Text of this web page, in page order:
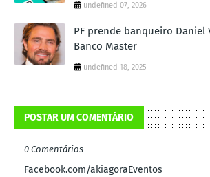
undefined 07, 2026
PF prende banqueiro Daniel
Banco Master
undefined 18, 2025
POSTAR UM COMENTÁRIO
0 Comentários
Facebook.com/akiagoraEventos